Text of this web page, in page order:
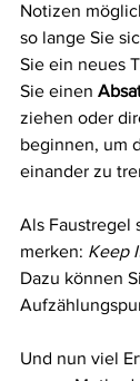
Notizen
so lange Sie
Sie ein neues
Sie einen
ziehen oder
beginnen, um
einander zu
Als Faustregel
merken: Keep
Dazu können
Und nun viel